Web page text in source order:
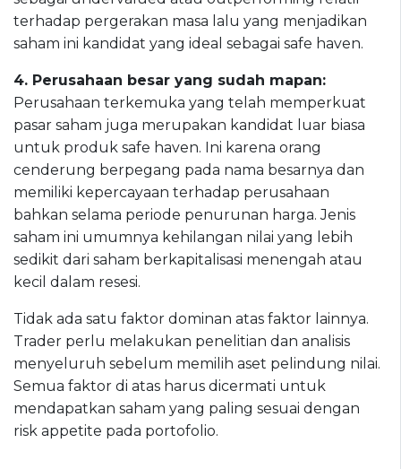
terhadap pergerakan masa lalu yang menjadikan
saham ini kandidat yang ideal sebagai safe haven.
4. Perusahaan besar yang sudah mapan:
Perusahaan terkemuka yang telah memperkuat
pasar saham juga merupakan kandidat luar biasa
untuk produk safe haven. Ini karena orang
cenderung berpegang pada nama besarnya dan
memiliki kepercayaan terhadap perusahaan
bahkan selama periode penurunan harga. Jenis
saham ini umumnya kehilangan nilai yang lebih
sedikit dari saham berkapitalisasi menengah atau
kecil dalam resesi.
Tidak ada satu faktor dominan atas faktor lainnya.
Trader perlu melakukan penelitian dan analisis
menyeluruh sebelum memilih aset pelindung nilai.
Semua faktor di atas harus dicermati untuk
mendapatkan saham yang paling sesuai dengan
risk appetite pada portofolio.